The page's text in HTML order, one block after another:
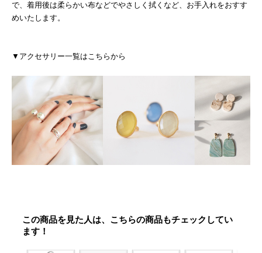
で、着用後は柔らかい布などでやさしく拭くなど、お手入れをおすす
めいたします。
▼アクセサリー一覧はこちらから
この商品を見た人は、こちらの商品もチェックしてい
ます！